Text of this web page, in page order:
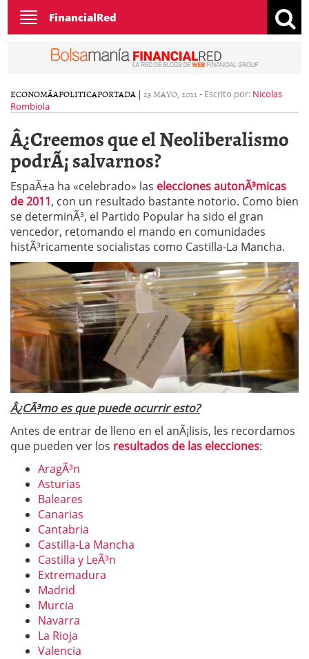
Toggle
navigation
FinancialRed
ECONOMÃ­APOLITICAPORTADA | 23 MAYO, 2011 - Escrito por: Nicolas
Rombiola
Â¿Creemos que el Neoliberalismo
podrÃ¡ salvarnos?
EspaÃ±a ha «celebrado» las elecciones autonÃ³micas
de 2011, con un resultado bastante notorio. Como bien
se determinÃ³, el Partido Popular ha sido el gran
vencedor, retomando el mando en comunidades
histÃ³ricamente socialistas como Castilla-La Mancha.
Â¿CÃ³mo es que puede ocurrir esto?
Antes de entrar de lleno en el anÃ¡lisis, les recordamos
que pueden ver los resultados de las elecciones:
AragÃ³n
Asturias
Baleares
Canarias
Cantabria
Castilla-La Mancha
Castilla y LeÃ³n
Extremadura
Madrid
Murcia
Navarra
La Rioja
Valencia